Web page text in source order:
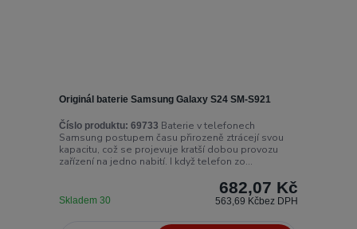
Originál baterie Samsung Galaxy S24 SM-S921
Číslo produktu: 69733 Baterie v telefonech
Samsung postupem času přirozeně ztrácejí svou
kapacitu, což se projevuje kratší dobou provozu
zařízení na jedno nabití. I když telefon zo...
682,07 Kč
563,69 Kčbez DPH
Skladem 30